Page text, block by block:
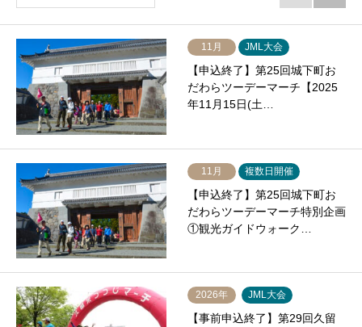
11月 JML大会
【申込終了】第25回城下町お
だわらツーデーマーチ【2025
年11月15日(土…
11月 複数日開催
【申込終了】第25回城下町お
だわらツーデーマーチ特別企画
①観光ガイドウォーク…
2026年 JML大会
【事前申込終了】第29回久留